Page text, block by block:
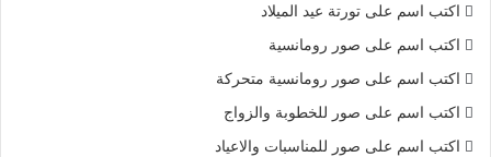
اكتب اسم على تورتة عيد الميلاد
اكتب اسم على صور رومانسية
اكتب اسم على صور رومانسية متحركة
اكتب اسم على صور للخطوبة والزواج
اكتب اسم على صور للمناسبات والاعياد